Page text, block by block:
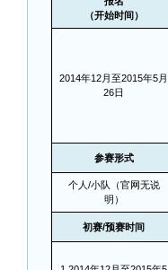
（开始时间）
2014年12月至2015年5月
26日
参赛形式
个人/小队（官网无说
明）
初赛/预赛时间